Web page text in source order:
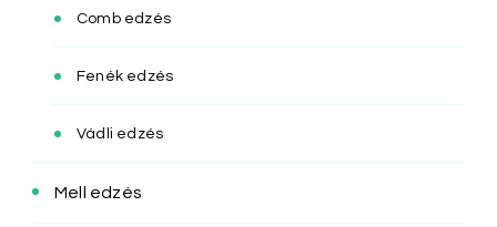
Comb edzés
Fenék edzés
Vádli edzés
Mell edzés